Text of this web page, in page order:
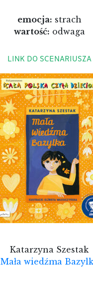
emocja: strach
wartość: odwaga
LINK DO SCENARIUSZA
Katarzyna Szestak
Mała wiedźma